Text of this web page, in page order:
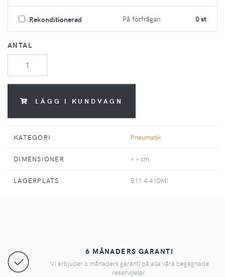
Rekonditionerad På förfrågan 0 st
ANTAL
LÄGG I KUNDVAGN
KATEGORI Pneumatik
DIMENSIONER × × cm
LAGERPLATS B11.4.4 (DM)
6 MÅNADERS GARANTI
Vi erbjuder 6 månaders garanti på alla våra begagnade
reservdelar.